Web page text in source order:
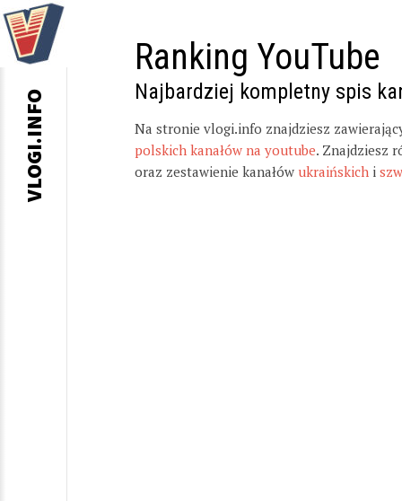
Ranking YouTube
Najbardziej kompletny spis
Na stronie vlogi.info znajdziesz
polskich kanałów na youtube. Znajdziesz
oraz zestawienie kanałów ukraińskich i
VLOGI.INFO